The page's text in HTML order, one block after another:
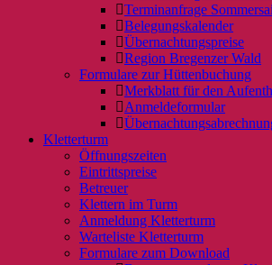
Terminanfrage
Belegungskalender
Übernachtungspreise
Region Bregenzer Wald
Formulare zur Hüttenbuchung
Merkblatt für den
Anmeldeformular
Kletterturm
Öffnungszeiten
Eintrittspreise
Betreuer
Klettern im Turm
Anmeldung Kletterturm
Warteliste Kletterturm
Formulare zum Download